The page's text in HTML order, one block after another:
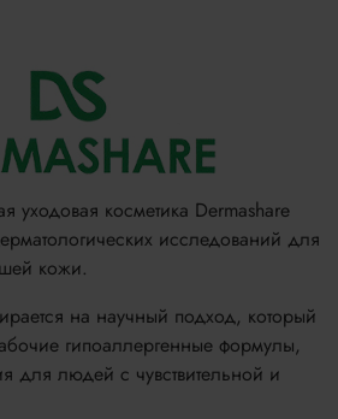
уходовая косметика Dermashare
исследований для
кожи.
на научный подход, который
гипоаллергенные формулы,
для людей с чувствительной и